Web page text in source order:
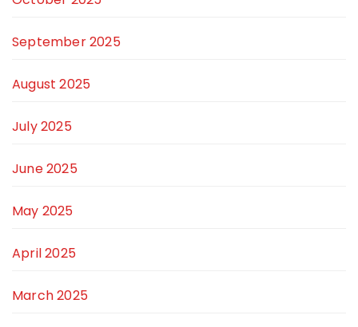
September 2025
August 2025
July 2025
June 2025
May 2025
April 2025
March 2025